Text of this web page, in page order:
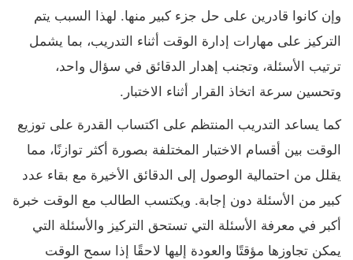
وإن كانوا قادرين على حل جزء كبير منها. لهذا السبب يتم
التركيز على مهارات إدارة الوقت أثناء التدريب، بما يشمل
ترتيب الأسئلة، وتجنب إهدار الدقائق في سؤال واحد،
وتحسين سرعة اتخاذ القرار أثناء الاختبار.
كما يساعد التدريب المنتظم على اكتساب القدرة على توزيع
الوقت بين أقسام الاختبار المختلفة بصورة أكثر توازنًا، مما
يقلل من احتمالية الوصول إلى الدقائق الأخيرة مع بقاء عدد
كبير من الأسئلة دون إجابة. ويكتسب الطالب مع الوقت خبرة
أكبر في معرفة الأسئلة التي تستحق التركيز والأسئلة التي
يمكن تجاوزها مؤقتًا والعودة إليها لاحقًا إذا سمح الوقت